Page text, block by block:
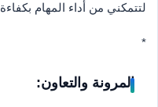
لتتمكني من أداء المهام بكفاءة
*
المرونة والتعاون: